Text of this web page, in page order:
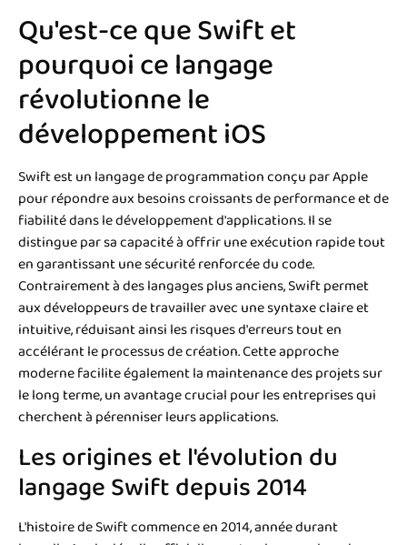
Qu'est-ce que Swift et
pourquoi ce langage
révolutionne le
développement iOS
Swift est un langage de programmation conçu par Apple
pour répondre aux besoins croissants de performance et de
fiabilité dans le développement d'applications. Il se
distingue par sa capacité à offrir une exécution rapide tout
en garantissant une sécurité renforcée du code.
Contrairement à des langages plus anciens, Swift permet
aux développeurs de travailler avec une syntaxe claire et
intuitive, réduisant ainsi les risques d'erreurs tout en
accélérant le processus de création. Cette approche
moderne facilite également la maintenance des projets sur
le long terme, un avantage crucial pour les entreprises qui
cherchent à pérenniser leurs applications.
Les origines et l'évolution du
langage Swift depuis 2014
L'histoire de Swift commence en 2014, année durant